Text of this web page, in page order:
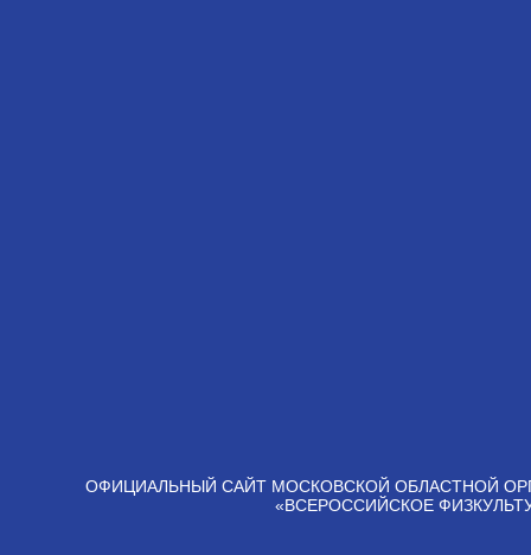
ОФИЦИАЛЬНЫЙ САЙТ МОСКОВСКОЙ ОБЛАСТНОЙ
«ВСЕРОССИЙСКОЕ